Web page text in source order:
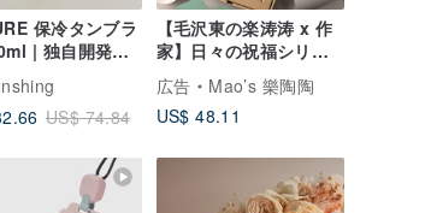
保冷タンブラ
| 独自開発の
ロックデザイ
US$ 74.84
【毛沢東の楽涛涛 x 作
家】日々の祝福シリー
ズギフトボックスセッ
ト
広告
Mao’s 樂陶陶
US$ 48.11